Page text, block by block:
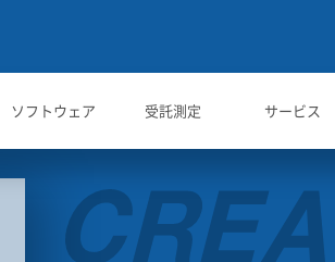
ソフトウェア 受託測定 サービス